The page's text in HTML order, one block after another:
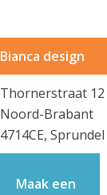
Bianca design
Thornerstraat 12
Noord-Brabant
4714CE, Sprundel
Maak een